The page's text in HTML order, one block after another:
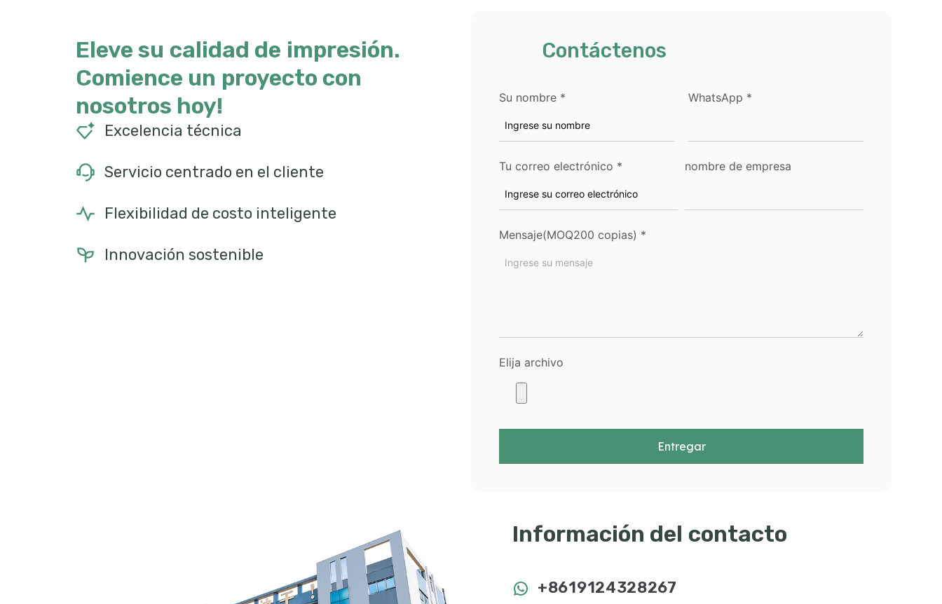
Eleve su calidad de impresión.
Comience un proyecto con
nosotros hoy!
Excelencia técnica
Servicio centrado en el cliente
Flexibilidad de costo inteligente
Innovación sostenible
Contáctenos
Su nombre * WhatsApp *
Tu correo electrónico * nombre de empresa
Mensaje(MOQ200 copias) *
Elija archivo
Entregar
Información del contacto
+8619124328267